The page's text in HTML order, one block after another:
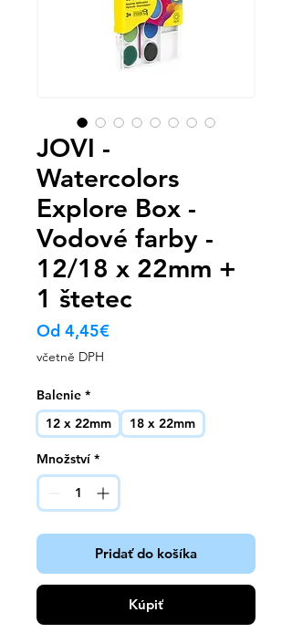
JOVI -
Watercolors
Explore Box -
Vodové farby -
12/18 x 22mm +
1 štetec
Od 4,45€Zvýhodněná
včetně DPH
Balenie *
12 x 22mm
18 x 22mm
Množství *
Pridať do košíka
Kúpiť